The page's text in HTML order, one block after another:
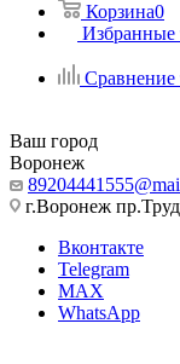
Корзина0
Избранные
Сравнение
Ваш город
Воронеж
г.Воронеж
Вконтакте
Telegram
MAX
WhatsApp